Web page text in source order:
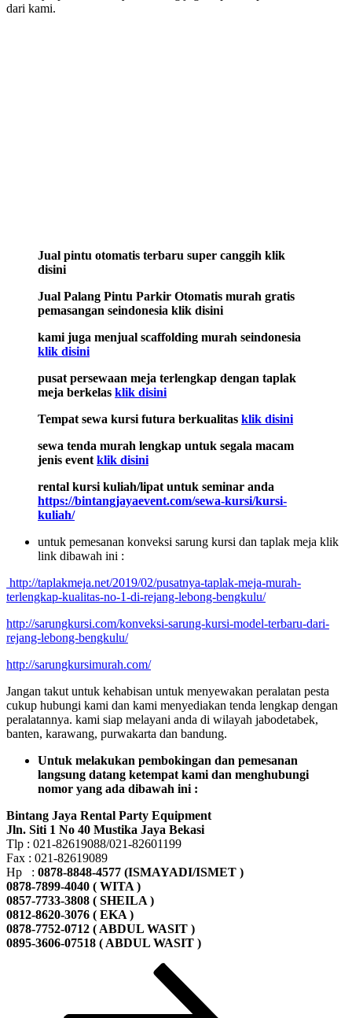
dari kami.
Jual pintu otomatis terbaru super canggih klik
disini
Jual Palang Pintu Parkir Otomatis murah gratis
pemasangan seindonesia klik disini
kami juga menjual scaffolding murah seindonesia
klik disini
pusat persewaan meja terlengkap dengan taplak
meja berkelas klik disini
Tempat sewa kursi futura berkualitas klik disini
sewa tenda murah lengkap untuk segala macam
jenis event klik disini
rental kursi kuliah/lipat untuk seminar anda
https://bintangjayaevent.com/sewa-kursi/kursi-
kuliah/
untuk pemesanan konveksi sarung kursi dan taplak meja klik
link dibawah ini :
http://taplakmeja.net/2019/02/pusatnya-taplak-meja-murah-
terlengkap-kualitas-no-1-di-rejang-lebong-bengkulu/
http://sarungkursi.com/konveksi-sarung-kursi-model-terbaru-dari-
rejang-lebong-bengkulu/
http://sarungkursimurah.com/
Jangan takut untuk kehabisan untuk menyewakan peralatan pesta
cukup hubungi kami dan kami menyediakan tenda lengkap dengan
peralatannya. kami siap melayani anda di wilayah jabodetabek,
banten, karawang, purwakarta dan bandung.
Untuk melakukan pembokingan dan pemesanan
langsung datang ketempat kami dan menghubungi
nomor yang ada dibawah ini :
Bintang Jaya Rental Party Equipment
Jln. Siti 1 No 40 Mustika Jaya Bekasi
Tlp : 021-82619088/021-82601199
Fax : 021-82619089
Hp : 0878-8848-4577 (ISMAYADI/ISMET )
0878-7899-4040 ( WITA )
0857-7733-3808 ( SHEILA )
0812-8620-3076 ( EKA )
0878-7752-0712 ( ABDUL WASIT )
0895-3606-07518 ( ABDUL WASIT )